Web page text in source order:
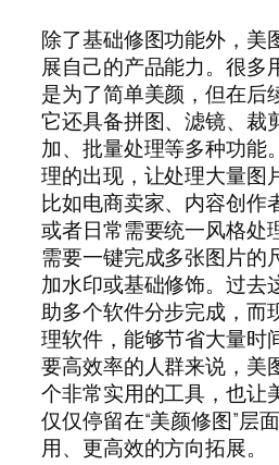
除了基础修图功能外，美
展自己的产品能力。很多
是为了简单美颜，但在后
它还具备拼图、滤镜、裁
加、批量处理等多种功能
理的出现，让处理大量图
比如电商卖家、内容创作
或者日常需要统一风格处
需要一键完成多张图片的
加水印或基础修饰。过去
助多个软件分步完成，而
理软件，能够节省大量时
要高效率的人群来说，美
个非常实用的工具，也让
仅仅停留在“美颜修图”层
用、更高效的方向拓展。